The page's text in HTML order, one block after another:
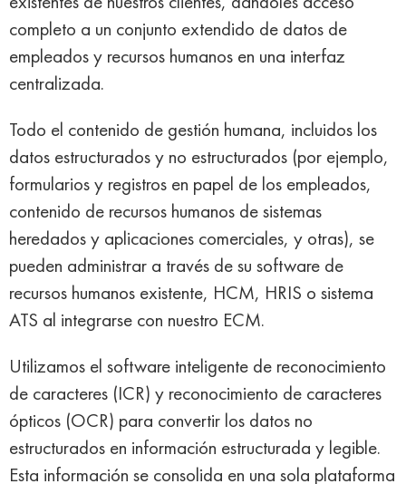
completo a un conjunto extendido de datos de
empleados y recursos humanos en una interfaz
centralizada.
Todo el contenido de gestión humana, incluidos los
datos estructurados y no estructurados (por ejemplo,
formularios y registros en papel de los empleados,
contenido de recursos humanos de sistemas
heredados y aplicaciones comerciales, y otras), se
pueden administrar a través de su software de
recursos humanos existente, HCM, HRIS o sistema
ATS al integrarse con nuestro ECM.
Utilizamos el software inteligente de reconocimiento
de caracteres (ICR) y reconocimiento de caracteres
ópticos (OCR) para convertir los datos no
estructurados en información estructurada y legible.
Esta información se consolida en una sola plataforma